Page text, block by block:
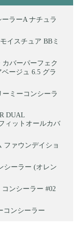
ラーA ナチュラ
イスチュア BBミ
カバーパーフェク
ージュ 6.5 グラ
ミーコンシーラ
DUAL
ィットオールカバ
ファウンデイショ
シーラー (オレン
ンシーラー #02
コンシーラー